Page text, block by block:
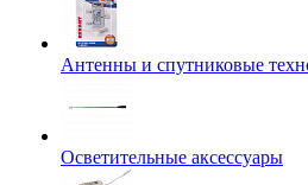
Антенны и спутниковые
Осветительные аксессуары